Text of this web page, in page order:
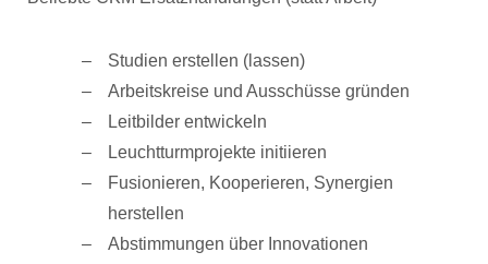
Studien erstellen (lassen)
Arbeitskreise und Ausschüsse gründen
Leitbilder entwickeln
Leuchtturmprojekte initiieren
Fusionieren, Kooperieren, Synergien
herstellen
Abstimmungen über Innovationen